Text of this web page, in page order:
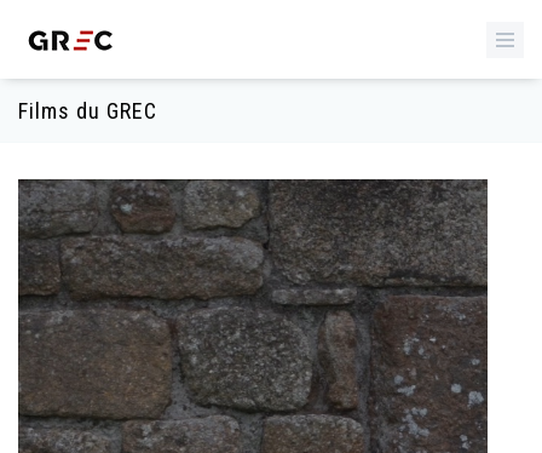
Films du GREC